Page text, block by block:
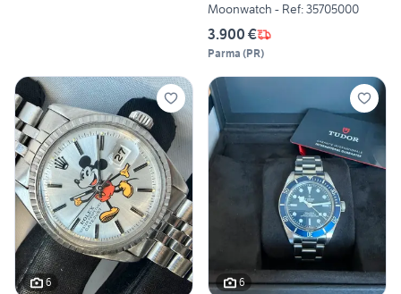
Moonwatch - Ref: 35705000
3.900 €
Parma (PR)
6 6